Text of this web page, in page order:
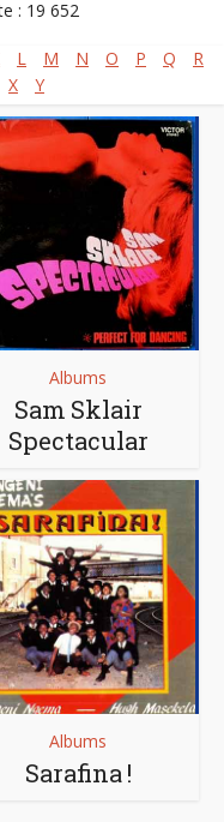
: 19 652
L M N O P Q
R
X Y
Albums
Sam Sklair
Spectacular
Albums
Sarafina !